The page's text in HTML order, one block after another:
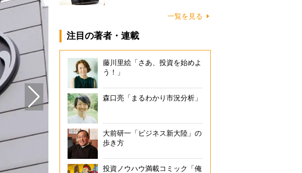
一覧を見る
注目の著者・連載
藤川里絵「さあ、投資を始めよ
う！」
森口亮「まるわかり市況分析」
大前研一「ビジネス新大陸」の
歩き方
投資ノウハウ満載コミック「俺